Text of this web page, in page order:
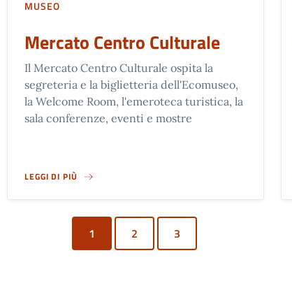
MUSEO
Mercato Centro Culturale
Il Mercato Centro Culturale ospita la
segreteria e la biglietteria dell'Ecomuseo,
la Welcome Room, l'emeroteca turistica, la
sala conferenze, eventi e mostre
LEGGI DI PIÙ
MERCATO CENTRO CULTURALE
1